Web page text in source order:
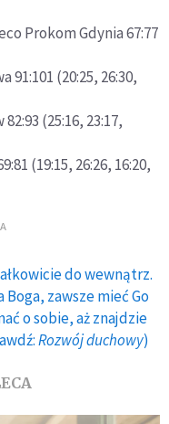
Prokom Gdynia 67:77
91:101 (20:25, 26:30,
(25:16, 23:17,
(19:15, 26:26, 16:20,
do wewnątrz.
zawsze mieć Go
o sobie, aż znajdzie
Rozwój duchowy)